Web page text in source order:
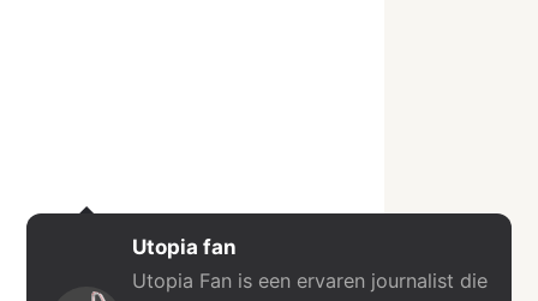
Utopia fan
Utopia Fan is een ervaren journalist die